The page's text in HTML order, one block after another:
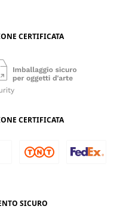
CERTIFICATA
CERTIFICATA
SICURO